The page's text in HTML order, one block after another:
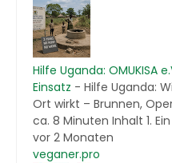
Hilfe Uganda: OMUKISA
Einsatz - Hilfe Uganda:
Ort wirkt – Brunnen,
ca. 8 Minuten Inhalt 1.
vor 2 Monaten
veganer.pro